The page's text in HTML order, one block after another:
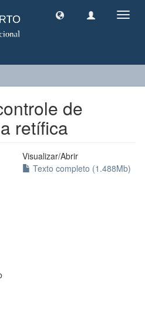
de
retífica
Visualizar/Abrir
Texto completo (1.488Mb)